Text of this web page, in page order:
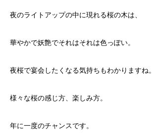
夜のライトアップの中に現れる桜の木は、
華やかで妖艶でそれはそれは色っぽい。
夜桜で宴会したくなる気持ちもわかりますね。
様々な桜の感じ方、楽しみ方。
年に一度のチャンスです。